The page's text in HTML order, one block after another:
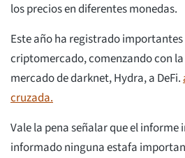
los precios en diferentes monedas.
Este año ha registrado
criptomercado, comenzando con
mercado de darknet, Hydra, a DeFi.
cruzada.
Vale la pena señalar que el informe
informado ninguna estafa